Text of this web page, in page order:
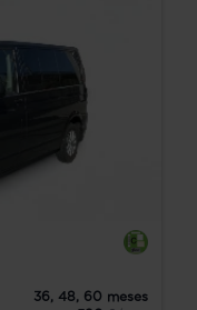
36, 48, 60 meses